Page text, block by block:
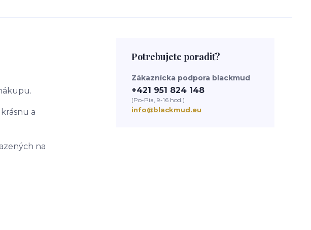
a
na
Potrebujete poradiť?
Zákaznícka podpora blackmud
+421 951 824 148
(Po-Pia, 9-16 hod.)
info@blackmud.eu